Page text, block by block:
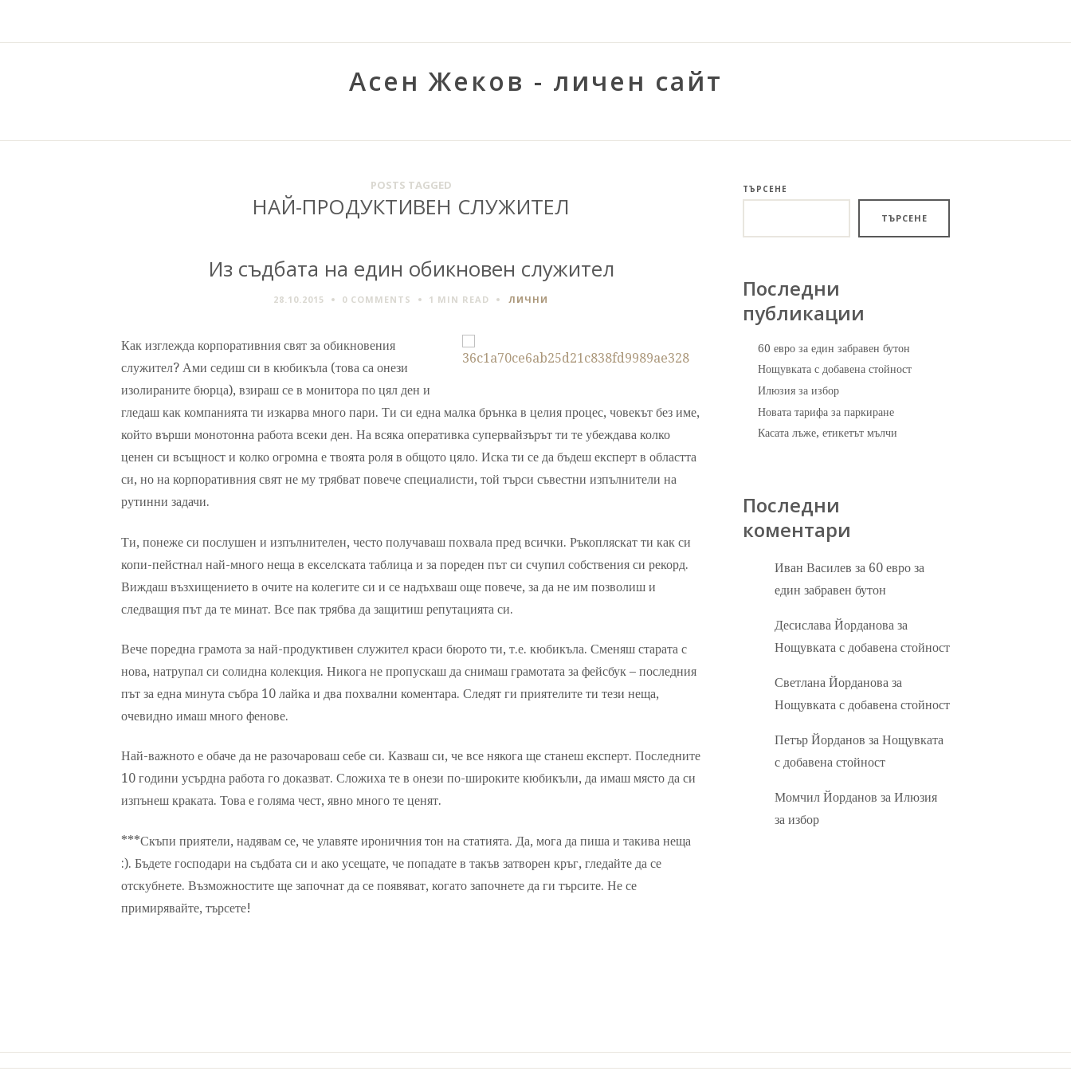
Асен Жеков - личен сайт
POSTS TAGGED
НАЙ-ПРОДУКТИВЕН СЛУЖИТЕЛ
Из съдбата на един обикновен служител
28.10.2015 0 COMMENTS 1 MIN READ ЛИЧНИ
Как изглежда корпоративния свят за обикновения
служител? Ами седиш си в кюбикъла (това са онези
изолираните бюрца), взираш се в монитора по цял ден и
гледаш как компанията ти изкарва много пари. Ти си една малка брънка в целия процес, човекът без име,
който върши монотонна работа всеки ден. На всяка оперативка супервайзърът ти те убеждава колко
ценен си всъщност и колко огромна е твоята роля в общото цяло. Иска ти се да бъдеш експерт в областта
си, но на корпоративния свят не му трябват повече специалисти, той търси съвестни изпълнители на
рутинни задачи.
Ти, понеже си послушен и изпълнителен, често получаваш похвала пред всички. Ръкопляскат ти как си
копи-пейстнал най-много неща в екселската таблица и за пореден път си счупил собствения си рекорд.
Виждаш възхищението в очите на колегите си и се надъхваш още повече, за да не им позволиш и
следващия път да те минат. Все пак трябва да защитиш репутацията си.
Вече поредна грамота за най-продуктивен служител краси бюрото ти, т.е. кюбикъла. Сменяш старата с
нова, натрупал си солидна колекция. Никога не пропускаш да снимаш грамотата за фейсбук – последния
път за една минута събра 10 лайка и два похвални коментара. Следят ги приятелите ти тези неща,
очевидно имаш много фенове.
Най-важното е обаче да не разочароваш себе си. Казваш си, че все някога ще станеш експерт. Последните
10 години усърдна работа го доказват. Сложиха те в онези по-широките кюбикъли, да имаш място да си
изпънеш краката. Това е голяма чест, явно много те ценят.
***Скъпи приятели, надявам се, че улавяте ироничния тон на статията. Да, мога да пиша и такива неща
:). Бъдете господари на съдбата си и ако усещате, че попадате в такъв затворен кръг, гледайте да се
отскубнете. Възможностите ще започнат да се появяват, когато започнете да ги търсите. Не се
примирявайте, търсете!
ТЪРСЕНЕ
ТЪРСЕНЕ
Последни
публикации
60 евро за един забравен бутон
Нощувката с добавена стойност
Илюзия за избор
Новата тарифа за паркиране
Касата лъже, етикетът мълчи
Последни
коментари
Иван Василев за 60 евро за
един забравен бутон
Десислава Йорданова за
Нощувката с добавена стойност
Светлана Йорданова за
Нощувката с добавена стойност
Петър Йорданов за Нощувката
с добавена стойност
Момчил Йорданов за Илюзия
за избор